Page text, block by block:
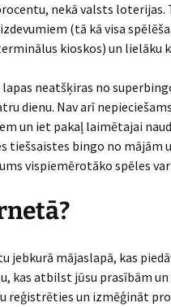
nekā valsts loterijas.
(tā kā visa
kioskos) un lielāku
neatšķiras no
dienu. Nav arī
un iet pakaļ laimētajai
tiešsaistes bingo no mājām
vispiemērotāko spēles
mājaslapā, kas
kas atbilst jūsu prasībām
reģistrēties un izmēģināt